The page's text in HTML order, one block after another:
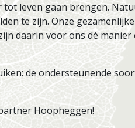
leven gaan brengen.
te zijn. Onze
daarin voor ons dé manier
de ondersteunende
Hoopheggen!